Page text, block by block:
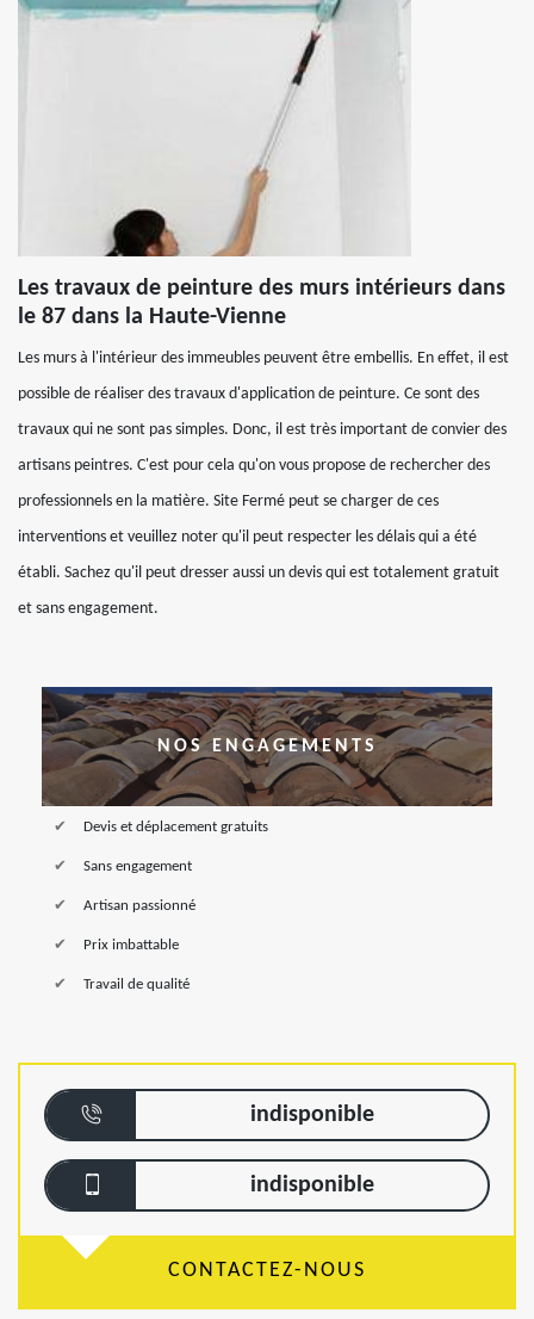
Les travaux de peinture des murs intérieurs dans
le 87 dans la Haute-Vienne
Les murs à l'intérieur des immeubles peuvent être embellis. En effet, il est
possible de réaliser des travaux d'application de peinture. Ce sont des
travaux qui ne sont pas simples. Donc, il est très important de convier des
artisans peintres. C'est pour cela qu'on vous propose de rechercher des
professionnels en la matière. Site Fermé peut se charger de ces
interventions et veuillez noter qu'il peut respecter les délais qui a été
établi. Sachez qu'il peut dresser aussi un devis qui est totalement gratuit
et sans engagement.
NOS ENGAGEMENTS
Devis et déplacement gratuits
Sans engagement
Artisan passionné
Prix imbattable
Travail de qualité
indisponible
indisponible
CONTACTEZ-NOUS